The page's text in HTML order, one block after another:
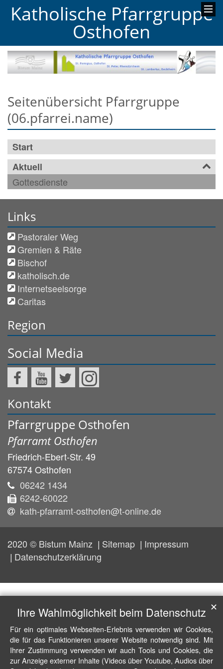
Katholische Pfarrgruppe
Osthofen
Seitenübersicht Pfarrgruppe
(06.pfarrei.name)
Start
Aktuell
Gottesdienste
Links
Pastoraler Weg
Gremien & Räte
Bischof
katholisch.de
Internetseelsorge
Caritas
Region
Social Media
Kontakt
Pfarrgruppe Osthofen
Pfarramt Osthofen
Friedrich-Ebert-Str. 49
67574Osthofen
06242 1434
6242-60022
kath-pfarramt-osthofen@t-online.de
2020 © Bistum Mainz Sitemap
Impressum
Datenschutzerklärung
Ihre Wahlmöglichkeit beim Datenschutz
Für ein optimales Webseiten-Erlebnis verwenden wir Cookies,
die für das Funktionieren unserer Website notwendig sind. Mit
Ihrer Zustimmung verwenden wir auch Tools und Cookies, die
zur Anzeige externer Inhalte (Videos über Youtube, Audios über
✕